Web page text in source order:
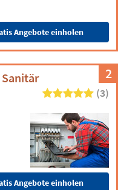
Angebote einholen
2
(3)
Angebote einholen